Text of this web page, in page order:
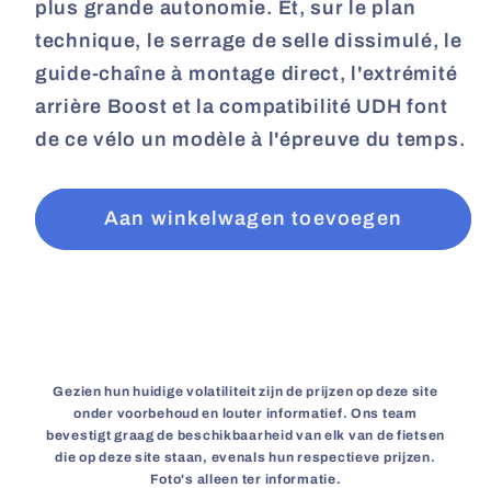
plus grande autonomie. Et, sur le plan
technique, le serrage de selle dissimulé, le
guide-chaîne à montage direct, l'extrémité
arrière Boost et la compatibilité UDH font
de ce vélo un modèle à l'épreuve du temps.
Aan winkelwagen toevoegen
Gezien hun huidige volatiliteit zijn de prijzen op deze site
onder voorbehoud en louter informatief. Ons team
bevestigt graag de beschikbaarheid van elk van de fietsen
die op deze site staan, evenals hun respectieve prijzen.
Foto's alleen ter informatie.